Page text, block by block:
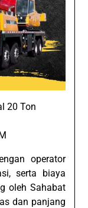
20 Ton
operator
serta biaya
oleh Sahabat
dan panjang